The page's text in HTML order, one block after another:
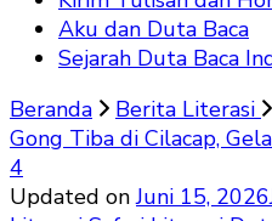
Aku dan Duta Baca
Sejarah Duta Baca
Beranda
Berita Literasi
Gong Tiba di Cilacap,
4
Updated onJuni 15, 2026